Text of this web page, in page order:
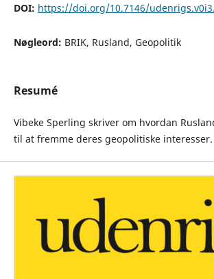
DOI: https://doi.org/10.7146/
Nøgleord: BRIK, Rusland, Geopolitik
Resumé
Vibeke Sperling skriver om hvordan
til at fremme deres geopolitiske interesser.